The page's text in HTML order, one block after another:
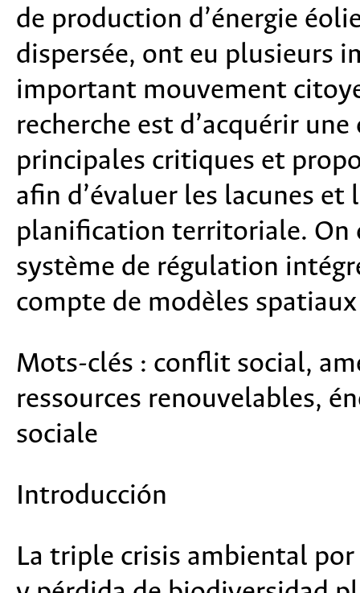
de production d’énergie
dispersée, ont eu plusieurs
important mouvement
recherche est d’acquérir
principales critiques et
afin d’évaluer les lacunes et
planification territoriale. On
système de régulation
compte de modèles
Mots-clés : conflit social,
ressources renouvelables,
sociale
Introducción
La triple crisis ambiental